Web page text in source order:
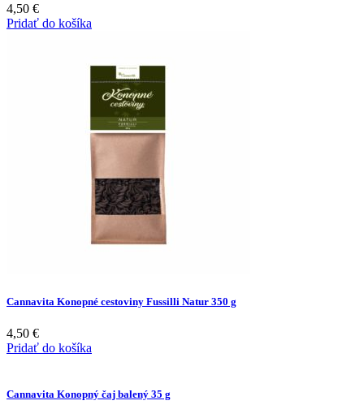
4,50 €
Pridať do košíka
Cannavita Konopné cestoviny Fussilli Natur 350 g
4,50 €
Pridať do košíka
Cannavita Konopný čaj balený 35 g